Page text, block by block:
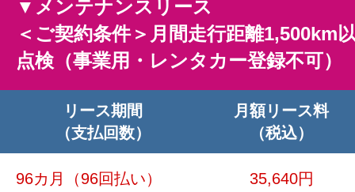
▼メンテナンスリース
＜ご契約条件＞月間走行距離1,500km
点検（事業用・レンタカー登録不可）
リース期間
（支払回数）
月額リース料
（税込）
96カ月 （96回払い） 35,640円